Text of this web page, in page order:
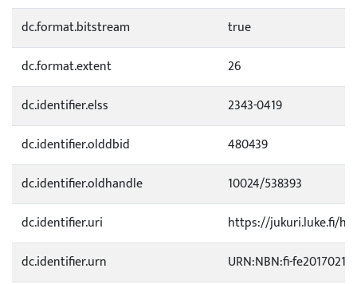
dc.format.bitstream
true
dc.format.extent
26
dc.identifier.elss
2343-0419
dc.identifier.olddbid
480439
dc.identifier.oldhandle
10024/538393
dc.identifier.uri
https://jukuri.luke.fi/
dc.identifier.urn
URN:NBN:fi-